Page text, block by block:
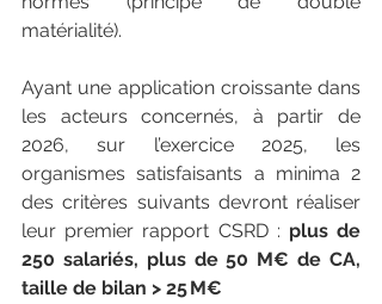
matérialité).
Ayant une application croissante dans
les acteurs concernés, à partir de
2026, sur l’exercice 2025, les
organismes satisfaisants a minima 2
des critères suivants devront réaliser
leur premier rapport CSRD : plus de
250 salariés, plus de 50 M€ de CA,
taille de bilan > 25 M€